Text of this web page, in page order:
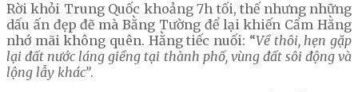
Rời khỏi Trung Quốc khoảng 7h tối, thế nhưng những
dấu ấn đẹp đẽ mà Bằng Tường để lại khiến Cẩm Hằng
nhớ mãi không quên. Hằng tiếc nuối: “Về thôi, hẹn gặp
lại đất nước láng giềng tại thành phố, vùng đất sôi động và
lộng lẫy khác”.